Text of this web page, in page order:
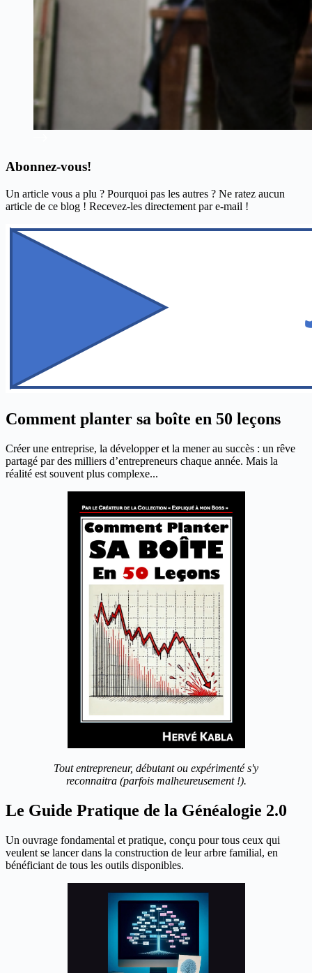
Abonnez-vous!
Un article vous a plu ? Pourquoi pas les autres ? Ne ratez aucun
article de ce blog ! Recevez-les directement par e-mail !
Comment planter sa boîte en 50 leçons
Créer une entreprise, la développer et la mener au succès : un rêve
partagé par des milliers d’entrepreneurs chaque année. Mais la
réalité est souvent plus complexe...
Tout entrepreneur, débutant ou expérimenté s'y
reconnaitra (parfois malheureusement !).
Le Guide Pratique de la Généalogie 2.0
Un ouvrage fondamental et pratique, conçu pour tous ceux qui
veulent se lancer dans la construction de leur arbre familial, en
bénéficiant de tous les outils disponibles.